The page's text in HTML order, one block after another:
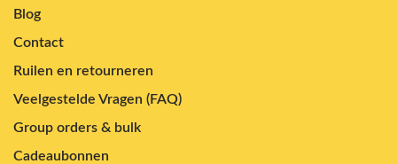
Blog
Contact
Ruilen en retourneren
Veelgestelde Vragen (FAQ)
Group orders & bulk
Cadeaubonnen